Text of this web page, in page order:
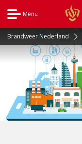
Menu
Brandweer Nederland